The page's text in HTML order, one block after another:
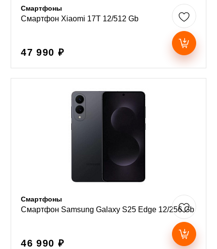
Смартфоны
Смартфон Xiaomi 17T 12/512 Gb
47 990 ₽
Смартфоны
Смартфон Samsung Galaxy S25 Edge 12/256 Gb
46 990 ₽